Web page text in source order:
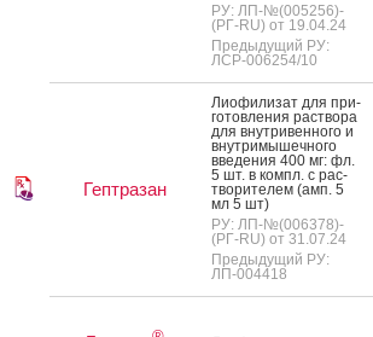
РУ: ЛП-№(005256)-
(РГ-RU) от 19.04.24
Предыдущий РУ:
ЛСР-006254/10
Гептразан
Ли­офи­лизат для при­
готов­ле­ния рас­тво­ра
для внут­ри­вен­но­го и
внут­ри­мышеч­но­го
вве­дения 400 мг: фл.
5 шт. в компл. с рас­
тво­рите­лем (амп. 5
мл 5 шт)
РУ: ЛП-№(006378)-
(РГ-RU) от 31.07.24
Предыдущий РУ:
ЛП-004418